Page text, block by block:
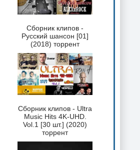
Сборник клипов -
Русский шансон [01]
(2018) торрент
Сборник клипов - Ultra
Music Hits 4K-UHD.
Vol.1 [30 шт.] (2020)
торрент